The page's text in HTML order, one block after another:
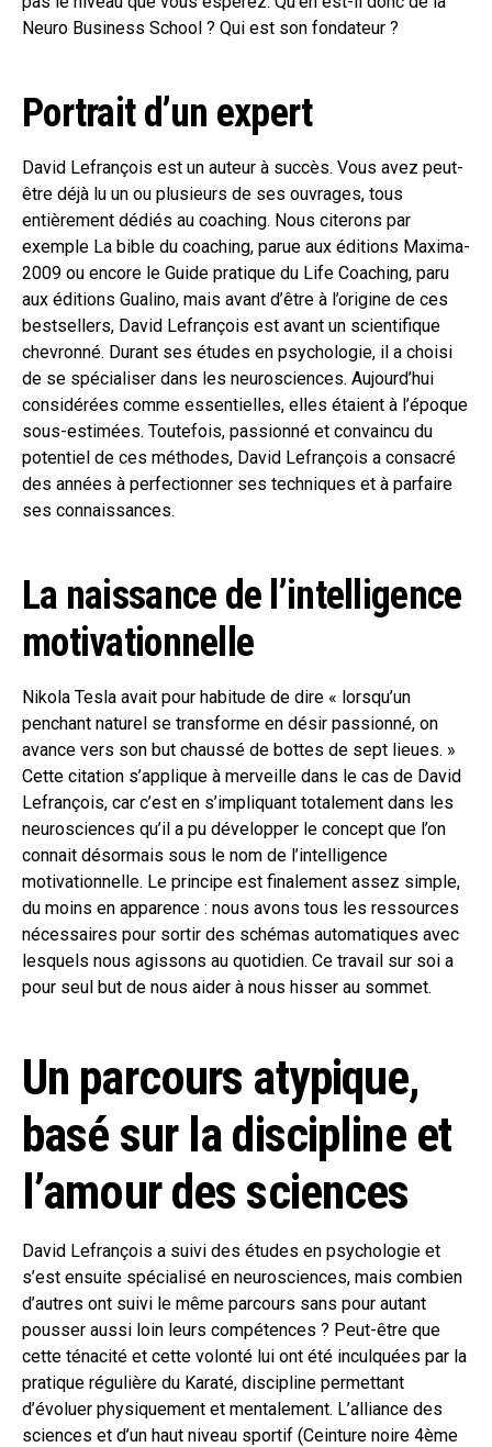
Neuro Business School ? Qui est son fondateur ?
Portrait d’un expert
David Lefrançois est un auteur à succès. Vous avez peut-
être déjà lu un ou plusieurs de ses ouvrages, tous
entièrement dédiés au coaching. Nous citerons par
exemple La bible du coaching, parue aux éditions Maxima-
2009 ou encore le Guide pratique du Life Coaching, paru
aux éditions Gualino, mais avant d’être à l’origine de ces
bestsellers, David Lefrançois est avant un scientifique
chevronné. Durant ses études en psychologie, il a choisi
de se spécialiser dans les neurosciences. Aujourd’hui
considérées comme essentielles, elles étaient à l’époque
sous-estimées. Toutefois, passionné et convaincu du
potentiel de ces méthodes, David Lefrançois a consacré
des années à perfectionner ses techniques et à parfaire
ses connaissances.
La naissance de l’intelligence
motivationnelle
Nikola Tesla avait pour habitude de dire « lorsqu’un
penchant naturel se transforme en désir passionné, on
avance vers son but chaussé de bottes de sept lieues. »
Cette citation s’applique à merveille dans le cas de David
Lefrançois, car c’est en s’impliquant totalement dans les
neurosciences qu’il a pu développer le concept que l’on
connait désormais sous le nom de l’intelligence
motivationnelle. Le principe est finalement assez simple,
du moins en apparence : nous avons tous les ressources
nécessaires pour sortir des schémas automatiques avec
lesquels nous agissons au quotidien. Ce travail sur soi a
pour seul but de nous aider à nous hisser au sommet.
Un parcours atypique,
basé sur la discipline et
l’amour des sciences
David Lefrançois a suivi des études en psychologie et
s’est ensuite spécialisé en neurosciences, mais combien
d’autres ont suivi le même parcours sans pour autant
pousser aussi loin leurs compétences ? Peut-être que
cette ténacité et cette volonté lui ont été inculquées par la
pratique régulière du Karaté, discipline permettant
d’évoluer physiquement et mentalement. L’alliance des
sciences et d’un haut niveau sportif (Ceinture noire 4ème